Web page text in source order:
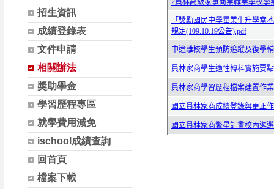
招生資訊
成績登錄表
文件申請
相關辦法
獎助學金
學習歷程專區
就學費用減免
ischool成績查詢
回首頁
檔案下載